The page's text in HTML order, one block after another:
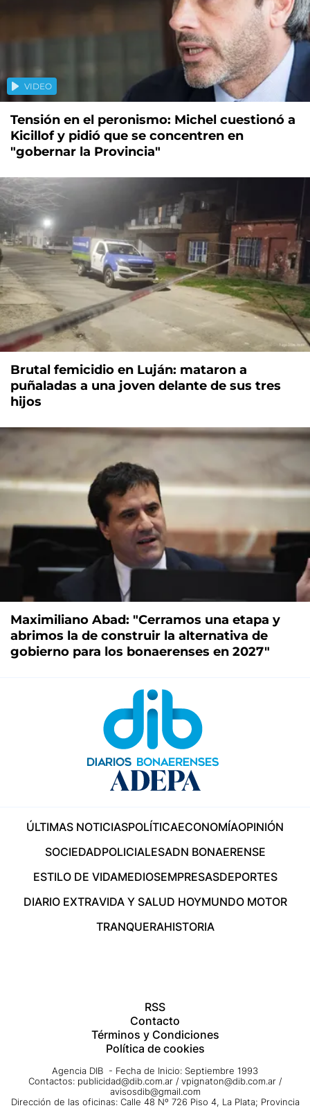
VIDEO
Tensión en el peronismo: Michel cuestionó a
Kicillof y pidió que se concentren en
"gobernar la Provincia"
Brutal femicidio en Luján: mataron a
puñaladas a una joven delante de sus tres
hijos
Maximiliano Abad: "Cerramos una etapa y
abrimos la de construir la alternativa de
gobierno para los bonaerenses en 2027"
ÚLTIMAS NOTICIASPOLÍTICAECONOMÍAOPINIÓN
SOCIEDADPOLICIALESADN BONAERENSE
ESTILO DE VIDAMEDIOSEMPRESASDEPORTES
DIARIO EXTRAVIDA Y SALUD HOYMUNDO MOTOR
TRANQUERAHISTORIA
RSS
Contacto
Términos y Condiciones
Política de cookies
Agencia DIB - Fecha de Inicio: Septiembre 1993
Contactos: publicidad@dib.com.ar / vpignaton@dib.com.ar /
avisosdib@gmail.com
Dirección de las oficinas: Calle 48 Nº 726 Piso 4, La Plata; Provincia